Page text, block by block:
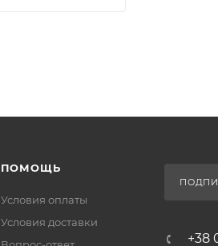
ПОМОЩЬ
Условия оплаты
Условия доставки
+38